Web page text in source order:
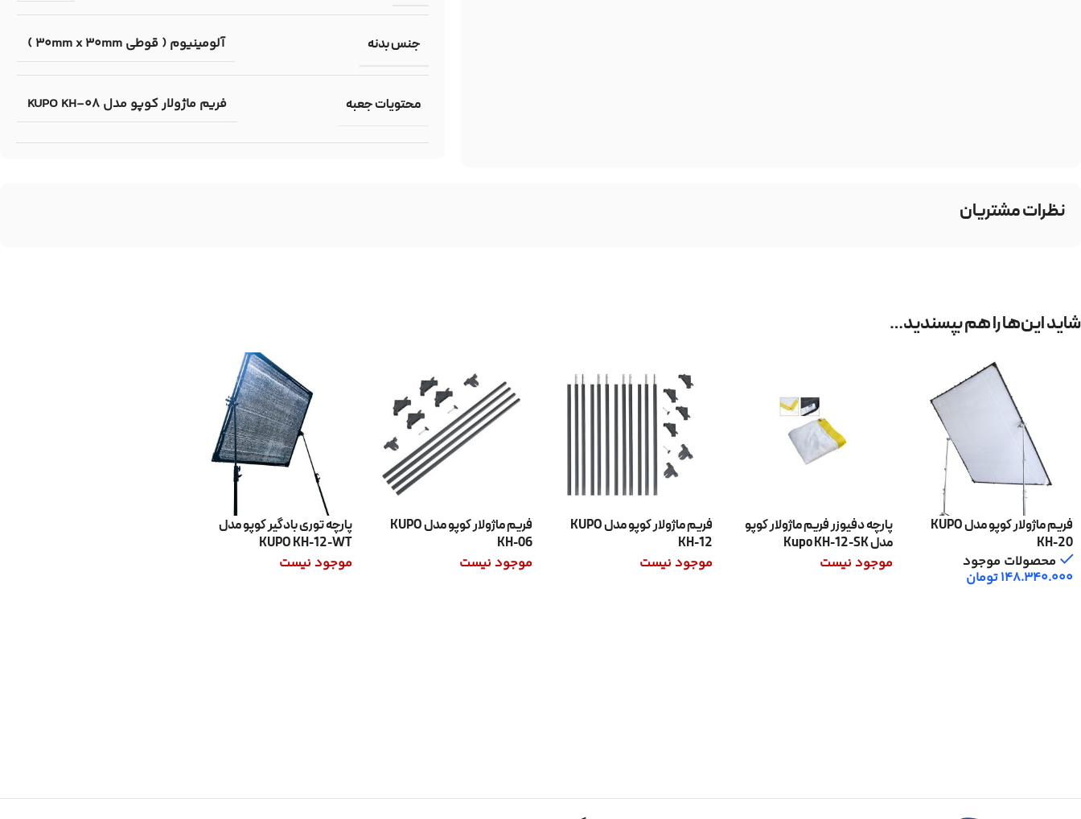
جنس بدنه آلومینیوم ( قوطی 30mm x 30mm )
محتویات جعبه فریم ماژولار کوپو مدل KUPO KH-08
نظرات مشتریان
شاید این‌ها را هم بپسندید…
فریم ماژولار کوپو مدل KUPO
KH-20
محصولات موجود
148.340.000تومان
پارچه دفیوزر فریم ماژولار کوپو
مدل Kupo KH-12-SK
موجود نیست
فریم ماژولار کوپو مدل KUPO
KH-12
موجود نیست
فریم ماژولار کوپو مدل KUPO
KH-06
موجود نیست
پارچه توری بادگیر کوپو مدل
KUPO KH-12-WT
موجود نیست